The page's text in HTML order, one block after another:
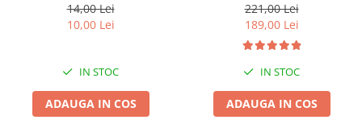
14,00 Lei
10,00 Lei
IN STOC
ADAUGA IN COS
221,00 Lei
189,00 Lei
IN STOC
ADAUGA IN COS